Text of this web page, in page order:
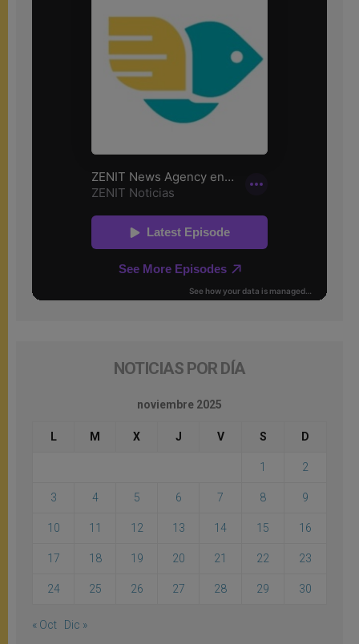
NOTICIAS POR DÍA
noviembre 2025
L M X J V S D
1 2
3 4 5 6 7 8 9
10 11 12 13 14 15 16
17 18 19 20 21 22 23
24 25 26 27 28 29 30
« Oct Dic »